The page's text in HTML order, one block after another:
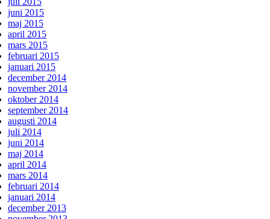
juni 2015
maj 2015
april 2015
mars 2015
februari 2015
januari 2015
december 2014
november 2014
oktober 2014
september 2014
augusti 2014
juli 2014
juni 2014
maj 2014
april 2014
mars 2014
februari 2014
januari 2014
december 2013